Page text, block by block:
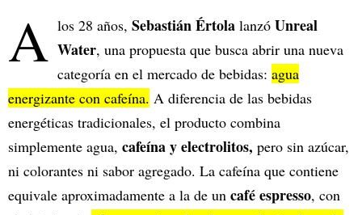
A los 28 años, Sebastián Értola lanzó Unreal
Water, una propuesta que busca abrir una nueva
categoría en el mercado de bebidas: agua
energizante con cafeína. A diferencia de las bebidas
energéticas tradicionales, el producto combina
simplemente agua, cafeína y electrolitos, pero sin azúcar,
ni colorantes ni sabor agregado. La cafeína que contiene
equivale aproximadamente a la de un café espresso, con